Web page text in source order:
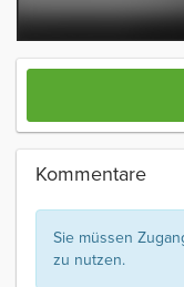
Kommentare
Sie müssen
zu nutzen.